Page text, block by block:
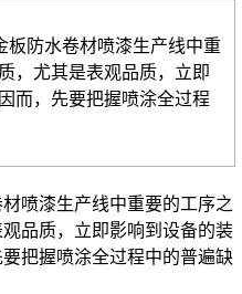
板防水卷材喷漆生产线中重
，尤其是表观品质，立即
而，先要把握喷涂全过程
喷漆生产线中重要的工序之
品质，立即影响到设备的装
把握喷涂全过程中的普遍缺